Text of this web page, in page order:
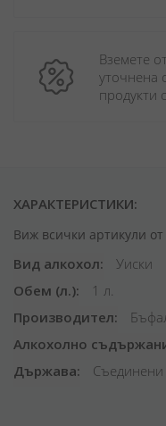
Вземете
уточнена
продукти
ХАРАКТЕРИСТИКИ:
Виж всички артикули от
Вид алкохол
Уиски
Обем (л.)
1 л.
Производител
Алкохолно
Държава